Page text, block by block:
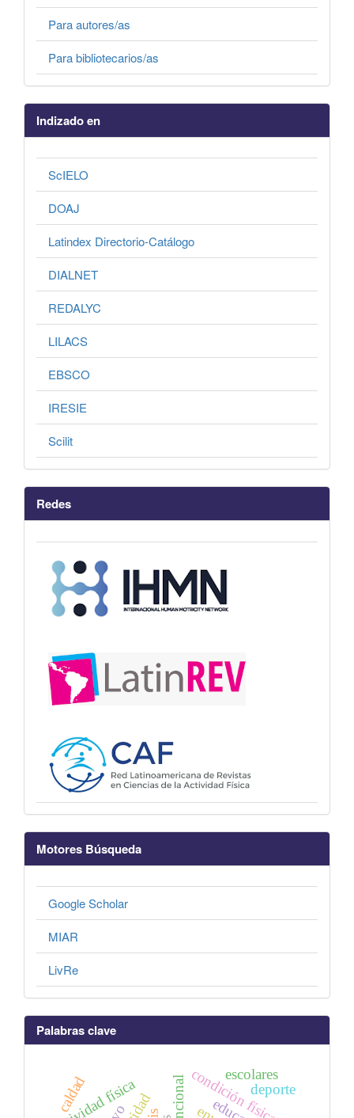
Para autores/as
Para bibliotecarios/as
Indizado en
ScIELO
DOAJ
Latindex Directorio-Catálogo
DIALNET
REDALYC
LILACS
EBSCO
IRESIE
Scilit
Redes
Motores Búsqueda
Google Scholar
MIAR
LivRe
Palabras clave
condición física
actividad física
escolares
caldad deporte